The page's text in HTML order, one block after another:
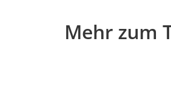
Mehr zum